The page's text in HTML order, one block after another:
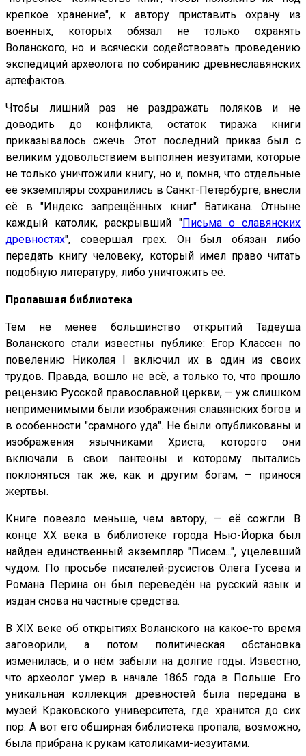
крепкое хранение", к автору приставить охрану из
военных, которых обязал не только охранять
Воланского, но и всячески содействовать проведению
экспедиций археолога по собиранию древнеславянских
артефактов.
Чтобы лишний раз не раздражать поляков и не
доводить до конфликта, остаток тиража книги
приказывалось сжечь. Этот последний приказ был с
великим удовольствием выполнен иезуитами, которые
не только уничтожили книгу, но и, помня, что отдельные
её экземпляры сохранились в Санкт-Петербурге, внесли
её в "Индекс запрещённых книг" Ватикана. Отныне
каждый католик, раскрывший "Письма о славянских
древностях", совершал грех. Он был обязан либо
передать книгу человеку, который имел право читать
подобную литературу, либо уничтожить её.
Пропавшая библиотека
Тем не менее большинство открытий Тадеуша
Воланского стали известны публике: Егор Классен по
повелению Николая I включил их в один из своих
трудов. Правда, вошло не всё, а только то, что прошло
рецензию Русской православной церкви, — уж слишком
неприменимыми были изображения славянских богов и
в особенности "срамного уда". Не были опубликованы и
изображения язычниками Христа, которого они
включали в свои пантеоны и которому пытались
поклоняться так же, как и другим богам, — принося
жертвы.
Книге повезло меньше, чем автору, — её сожгли. В
конце XX века в библиотеке города Нью-Йорка был
найден единственный экземпляр "Писем...", уцелевший
чудом. По просьбе писателей-русистов Олега Гусева и
Романа Перина он был переведён на русский язык и
издан снова на частные средства.
В XIX веке об открытиях Воланского на какое-то время
заговорили, а потом политическая обстановка
изменилась, и о нём забыли на долгие годы. Известно,
что археолог умер в начале 1865 года в Польше. Его
уникальная коллекция древностей была передана в
музей Краковского университета, где хранится до сих
пор. А вот его обширная библиотека пропала, возможно,
была прибрана к рукам католиками-иезуитами.